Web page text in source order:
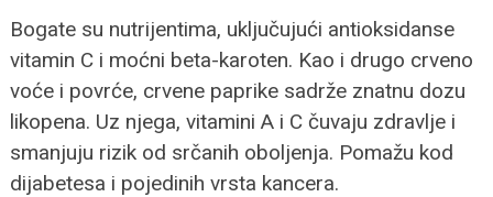
Bogate su nutrijentima, uključujući antioksidanse
vitamin C i moćni beta-karoten. Kao i drugo crveno
voće i povrće, crvene paprike sadrže znatnu dozu
likopena. Uz njega, vitamini A i C čuvaju zdravlje i
smanjuju rizik od srčanih oboljenja. Pomažu kod
dijabetesa i pojedinih vrsta kancera.